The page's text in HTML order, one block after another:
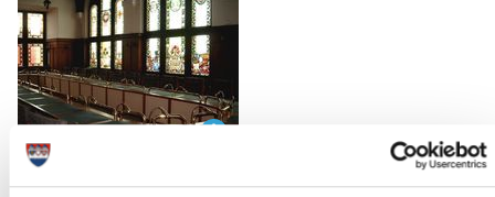
Ausschusssitzung